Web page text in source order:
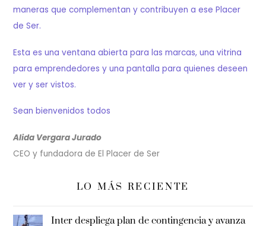
maneras que complementan y contribuyen a ese Placer
de Ser.
Esta es una ventana abierta para las marcas, una vitrina
para emprendedores y una pantalla para quienes deseen
ver y ser vistos.
Sean bienvenidos todos
Alida Vergara Jurado
CEO y fundadora de El Placer de Ser
LO MÁS RECIENTE
Inter despliega plan de contingencia y avanza